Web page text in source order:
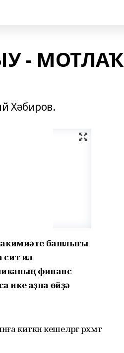
- МОТЛАҠ
Хәбиров.
башлығы
сит ил
финанс
ике аҙна өйҙә
киткән кешеләргә рәхмәт